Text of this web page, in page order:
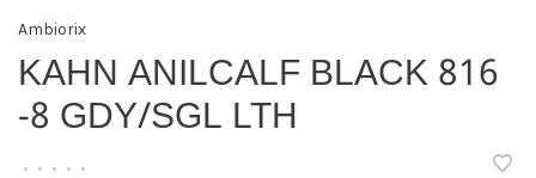
Ambiorix
KAHN ANILCALF BLACK 816
-8 GDY/SGL LTH
• • • • •